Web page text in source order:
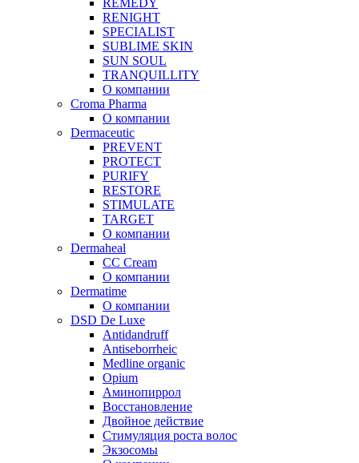
RENIGHT
SPECIALIST
SUBLIME SKIN
SUN SOUL
TRANQUILLITY
О компании
Croma Pharma
О компании
Dermaceutic
PREVENT
PROTECT
PURIFY
RESTORE
STIMULATE
TARGET
О компании
Dermaheal
CC Cream
О компании
Dermatime
О компании
DSD De Luxe
Antidandruff
Antiseborrheic
Medline organic
Opium
Аминопиррол
Восстановление
Двойное действие
Стимуляция роста волос
Экзосомы